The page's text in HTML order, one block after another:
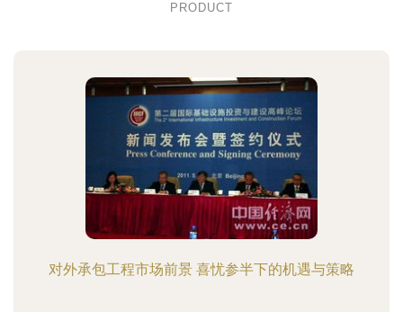
PRODUCT
对外承包工程市场前景 喜忧参半下的机遇与策略